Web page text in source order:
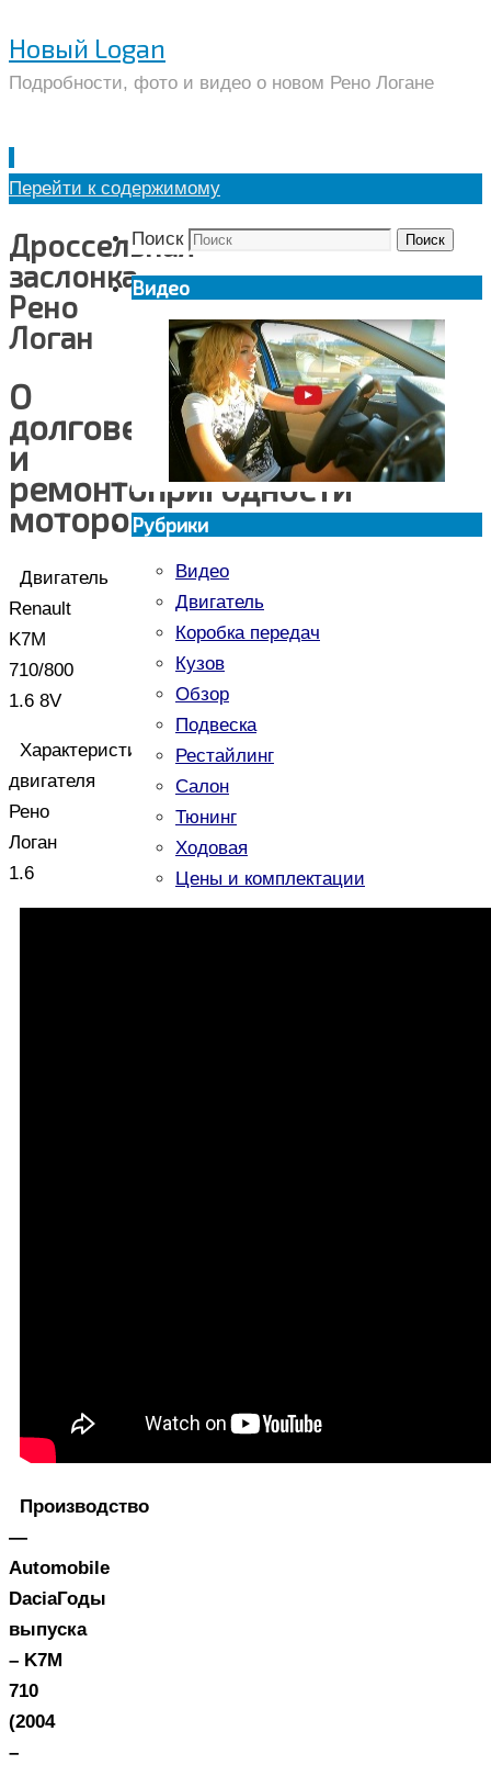
Новый Logan
Подробности, фото и видео о новом Рено Логане
Перейти к содержимому
Дроссельная
заслонка
Рено
Логан
О
долговечности
и
ремонтопригодности
моторов
Двигатель
Renault
K7M
710/800
1.6 8V
Характеристики
двигателя
Рено
Логан
1.6
Производство
—
Automobile
DaciaГоды
выпуска
– K7M
710
(2004
–
Поиск Поиск
Видео
Рубрики
Видео
Двигатель
Коробка передач
Кузов
Обзор
Подвеска
Рестайлинг
Салон
Тюнинг
Ходовая
Цены и комплектации